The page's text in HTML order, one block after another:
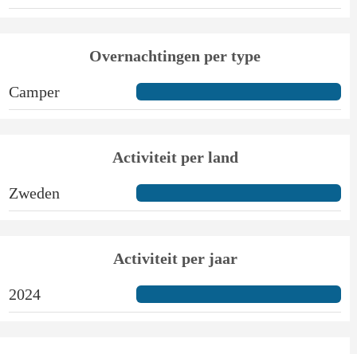
Overnachtingen per type
Camper
Activiteit per land
Zweden
Activiteit per jaar
2024